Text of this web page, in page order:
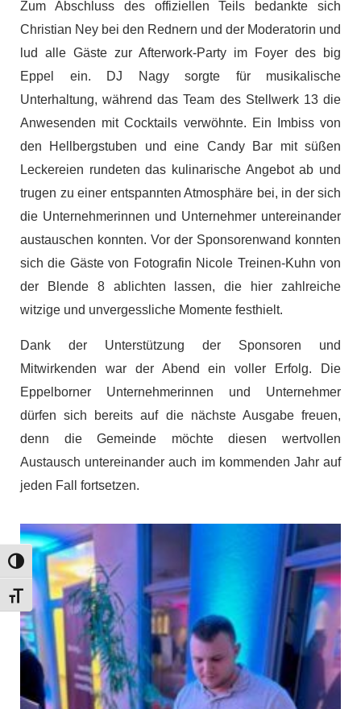
Umschalten auf hohe Kontraste
Schrift vergrößern
Zum Abschluss des offiziellen Teils bedankte sich
Christian Ney bei den Rednern und der Moderatorin und
lud alle Gäste zur Afterwork-Party im Foyer des big
Eppel ein. DJ Nagy sorgte für musikalische
Unterhaltung, während das Team des Stellwerk 13 die
Anwesenden mit Cocktails verwöhnte. Ein Imbiss von
den Hellbergstuben und eine Candy Bar mit süßen
Leckereien rundeten das kulinarische Angebot ab und
trugen zu einer entspannten Atmosphäre bei, in der sich
die Unternehmerinnen und Unternehmer untereinander
austauschen konnten. Vor der Sponsorenwand konnten
sich die Gäste von Fotografin Nicole Treinen-Kuhn von
der Blende 8 ablichten lassen, die hier zahlreiche
witzige und unvergessliche Momente festhielt.
Dank der Unterstützung der Sponsoren und
Mitwirkenden war der Abend ein voller Erfolg. Die
Eppelborner Unternehmerinnen und Unternehmer
dürfen sich bereits auf die nächste Ausgabe freuen,
denn die Gemeinde möchte diesen wertvollen
Austausch untereinander auch im kommenden Jahr auf
jeden Fall fortsetzen.